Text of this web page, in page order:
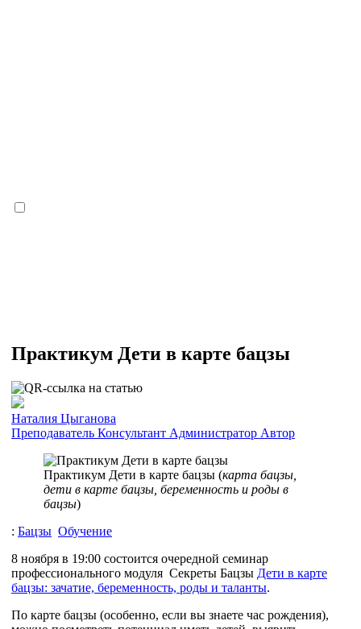
Практикум Дети в карте бацзы
Наталия Цыганова
Преподаватель Консультант Администратор Автор
Практикум Дети в карте бацзы (карта бацзы,
дети в карте бацзы, беременность и роды в
бацзы)
: Бацзы Обучение
8 ноября в 19:00 состоится очередной семинар
профессионального модуля Секреты Бацзы Дети в карте
бацзы: зачатие, беременность, роды и таланты.
По карте бацзы (особенно, если вы знаете час рождения),